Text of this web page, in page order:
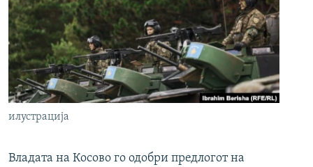
илустрација
Владата на Косово го одобри предлогот на